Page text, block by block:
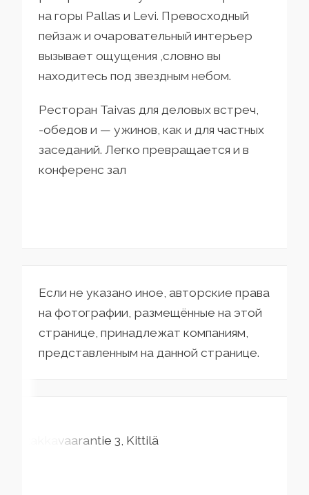
на горы Pallas и Levi. Превосходный
пейзаж и очаровательный интерьер
вызывает ощущения ,словно вы
находитесь под звездным небом.
Ресторан Taivas для деловых встреч,
-обедов и — ужинов, как и для частных
заседаний. Легко превращается и в
конференс зал
Если не указано иное, авторские права
на фотографии, размещённые на этой
странице, принадлежат компаниям,
представленным на данной странице.
Rakkavaarantie 3 Kittilä